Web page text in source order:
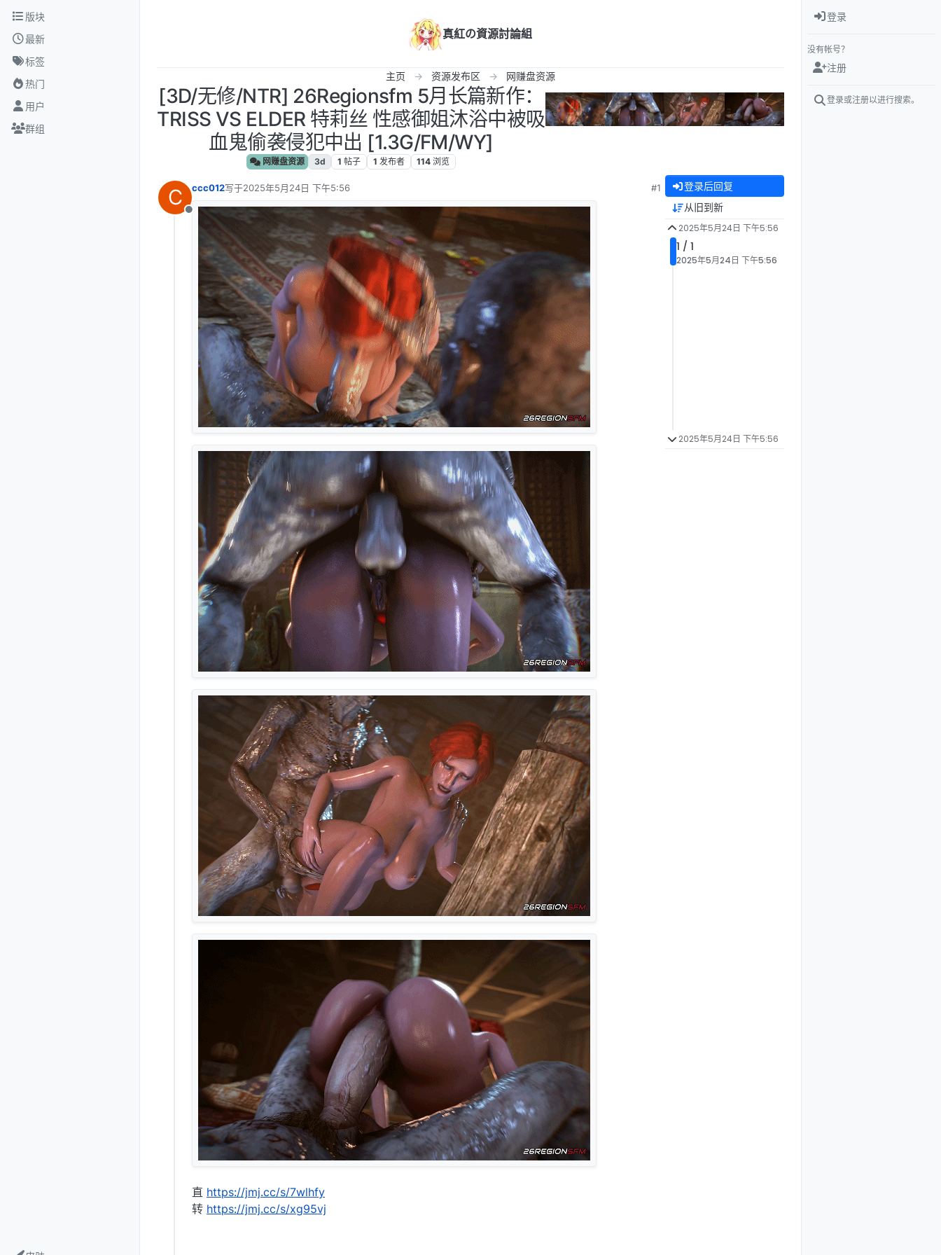
跳转至内容
版块
最新
标签
热门
用户
群组
真紅の資源討論組
主页 资源发布区 网赚盘资源
[3D/无修/NTR] 26Regionsfm 5月长篇新作：
TRISS VS ELDER 特莉丝 性感御姐沐浴中被吸
血鬼偷袭侵犯中出 [1.3G/FM/WY]
网赚盘资源 3d 1 帖子 1 发布者 114 浏览
C
离线
ccc012写于2025年5月24日 下午5:56
最后由 编辑
#1
直 https://jmj.cc/s/7wlhfy
转 https://jmj.cc/s/xg95vj
登录后回复
从旧到新
2025年5月24日 下午5:56
1 / 1
2025年5月24日 下午5:56
2025年5月24日 下午5:56
登录
没有帐号？
注册
登录或注册以进行搜索。